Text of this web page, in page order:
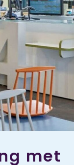
met